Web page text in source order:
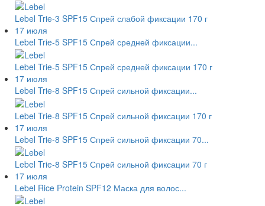
Lebel Trie-3 SPF15 Спрей слабой фиксации 170 г
17 июля
Lebel Trie-5 SPF15 Спрей средней фиксации...
Lebel Trie-5 SPF15 Спрей средней фиксации 170 г
17 июля
Lebel Trie-8 SPF15 Спрей сильной фиксации...
Lebel Trie-8 SPF15 Спрей сильной фиксации 170 г
17 июля
Lebel Trie-8 SPF15 Спрей сильной фиксации 70...
Lebel Trie-8 SPF15 Спрей сильной фиксации 70 г
17 июля
Lebel Rice Protein SPF12 Маска для волос...